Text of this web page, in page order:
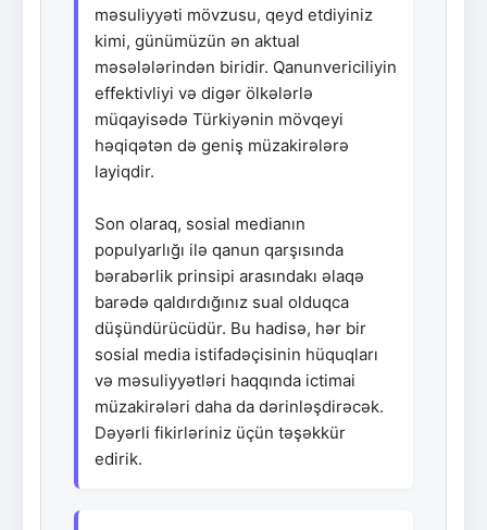
məsuliyyəti mövzusu, qeyd etdiyiniz
kimi, günümüzün ən aktual
məsələlərindən biridir. Qanunvericiliyin
effektivliyi və digər ölkələrlə
müqayisədə Türkiyənin mövqeyi
həqiqətən də geniş müzakirələrə
layiqdir.
Son olaraq, sosial medianın
populyarlığı ilə qanun qarşısında
bərabərlik prinsipi arasındakı əlaqə
barədə qaldırdığınız sual olduqca
düşündürücüdür. Bu hadisə, hər bir
sosial media istifadəçisinin hüquqları
və məsuliyyətləri haqqında ictimai
müzakirələri daha da dərinləşdirəcək.
Dəyərli fikirləriniz üçün təşəkkür
edirik.